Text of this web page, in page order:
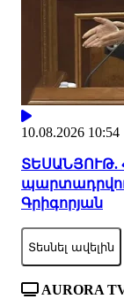
10.08.2026 10:54
ՏԵՍԱՆՅՈՒԹ.
Գրիգորյան
Տեսնել ավելին
AURORA